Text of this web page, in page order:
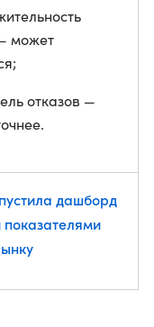
может
отказов —
дашборд